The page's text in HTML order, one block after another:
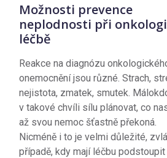
Možnosti prevence
neplodnosti při
léčbě
Reakce na diagnózu
onemocnění jsou různé. Strach,
nejistota, zmatek, smutek.
v takové chvíli sílu plánovat, co
až svou nemoc šťastně překoná.
Nicméně i to je velmi důležité,
případě, kdy mají léčbu podstoupit